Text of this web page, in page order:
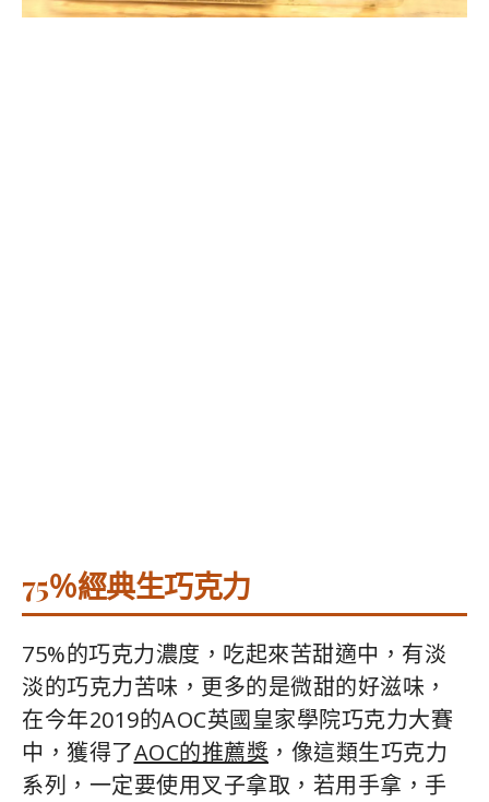
75％經典生巧克力
75%的巧克力濃度，吃起來苦甜適中，有淡
淡的巧克力苦味，更多的是微甜的好滋味，
在今年2019的AOC英國皇家學院巧克力大賽
中，獲得了AOC的推薦獎 ，像這類生巧克力
系列，一定要使用叉子拿取，若用手拿，手